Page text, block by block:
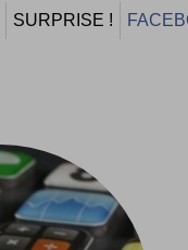
SURPRISE !